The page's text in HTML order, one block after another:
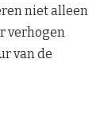
niet alleen
verhogen
van de